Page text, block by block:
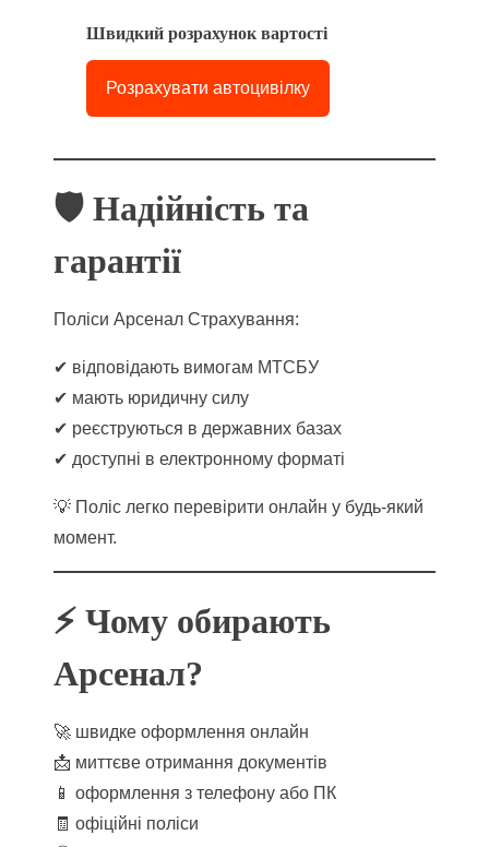
Швидкий розрахунок вартості
Розрахувати автоцивілку
🛡 Надійність та
гарантії
Поліси Арсенал Страхування:
✔ відповідають вимогам МТСБУ
✔ мають юридичну силу
✔ реєструються в державних базах
✔ доступні в електронному форматі
💡 Поліс легко перевірити онлайн у будь-який
момент.
⚡ Чому обирають
Арсенал?
🚀 швидке оформлення онлайн
📩 миттєве отримання документів
📱 оформлення з телефону або ПК
🧾 офіційні поліси